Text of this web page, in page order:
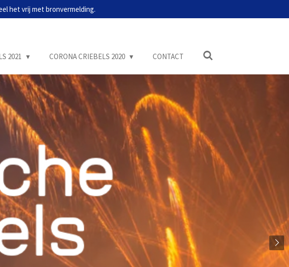
het vrij met bronvermelding.
2021 CORONA CRIEBELS 2020 CONTACT